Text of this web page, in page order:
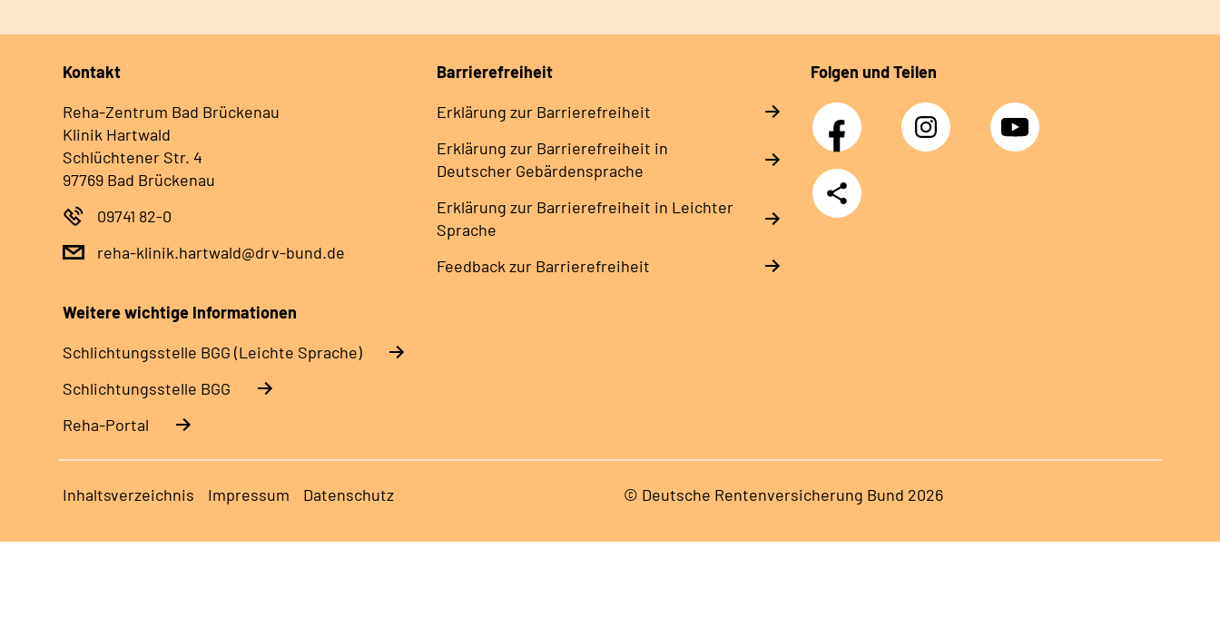
Kontakt
Reha-Zentrum Bad Brückenau
Klinik Hartwald
Schlüchtener Str. 4
97769 Bad Brückenau
09741 82-0
reha-klinik.hartwald@drv-bund.de
Barrierefreiheit
Erklärung zur Barrierefreiheit
Erklärung zur Barrierefreiheit in
Deutscher Gebärdensprache
Erklärung zur Barrierefreiheit in Leichter
Sprache
Feedback zur Barrierefreiheit
Folgen und Teilen
Facebook Instagram YouTube
Teilen
Weitere wichtige Informationen
Schlich­tungs­stel­le BGG (Leichte Sprache)
Schlich­tungs­stel­le BGG
Reha-Portal
Inhaltsverzeichnis Impressum Datenschutz © Deutsche Rentenversicherung Bund 2026